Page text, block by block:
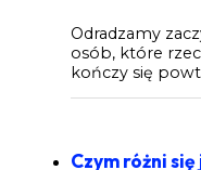
Odradzamy
osób, które
kończy się
Czym różni